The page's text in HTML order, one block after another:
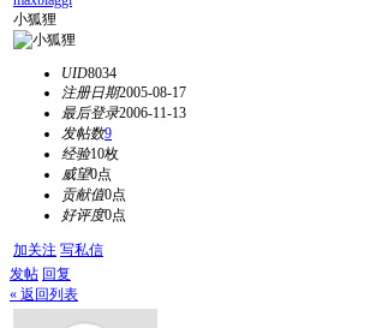
小狐狸
UID8034
注册日期2005-08-17
最后登录2006-11-13
发帖数9
经验10枚
威望0点
贡献值0点
好评度0点
加关注 写私信
发帖 回复
« 返回列表